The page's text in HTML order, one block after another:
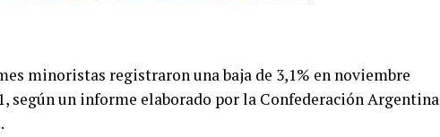
minoristas registraron una baja de 3,1% en noviembre
según un informe elaborado por la Confederación Argentina